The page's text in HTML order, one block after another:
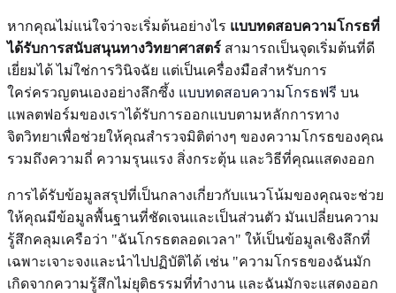
หากคุณไม่แน่ใจว่าจะเริ่มต้นอย่างไร แบบทดสอบความโกรธที่
ได้รับการสนับสนุนทางวิทยาศาสตร์ สามารถเป็นจุดเริ่มต้นที่ดี
เยี่ยมได้ ไม่ใช่การวินิจฉัย แต่เป็นเครื่องมือสำหรับการ
ใคร่ครวญตนเองอย่างลึกซึ้ง แบบทดสอบความโกรธฟรี บน
แพลตฟอร์มของเราได้รับการออกแบบตามหลักการทาง
จิตวิทยาเพื่อช่วยให้คุณสำรวจมิติต่างๆ ของความโกรธของคุณ
รวมถึงความถี่ ความรุนแรง สิ่งกระตุ้น และวิธีที่คุณแสดงออก
การได้รับข้อมูลสรุปที่เป็นกลางเกี่ยวกับแนวโน้มของคุณจะช่วย
ให้คุณมีข้อมูลพื้นฐานที่ชัดเจนและเป็นส่วนตัว มันเปลี่ยนความ
รู้สึกคลุมเครือว่า "ฉันโกรธตลอดเวลา" ให้เป็นข้อมูลเชิงลึกที่
เฉพาะเจาะจงและนำไปปฏิบัติได้ เช่น "ความโกรธของฉันมัก
เกิดจากความรู้สึกไม่ยุติธรรมที่ทำงาน และฉันมักจะแสดงออก